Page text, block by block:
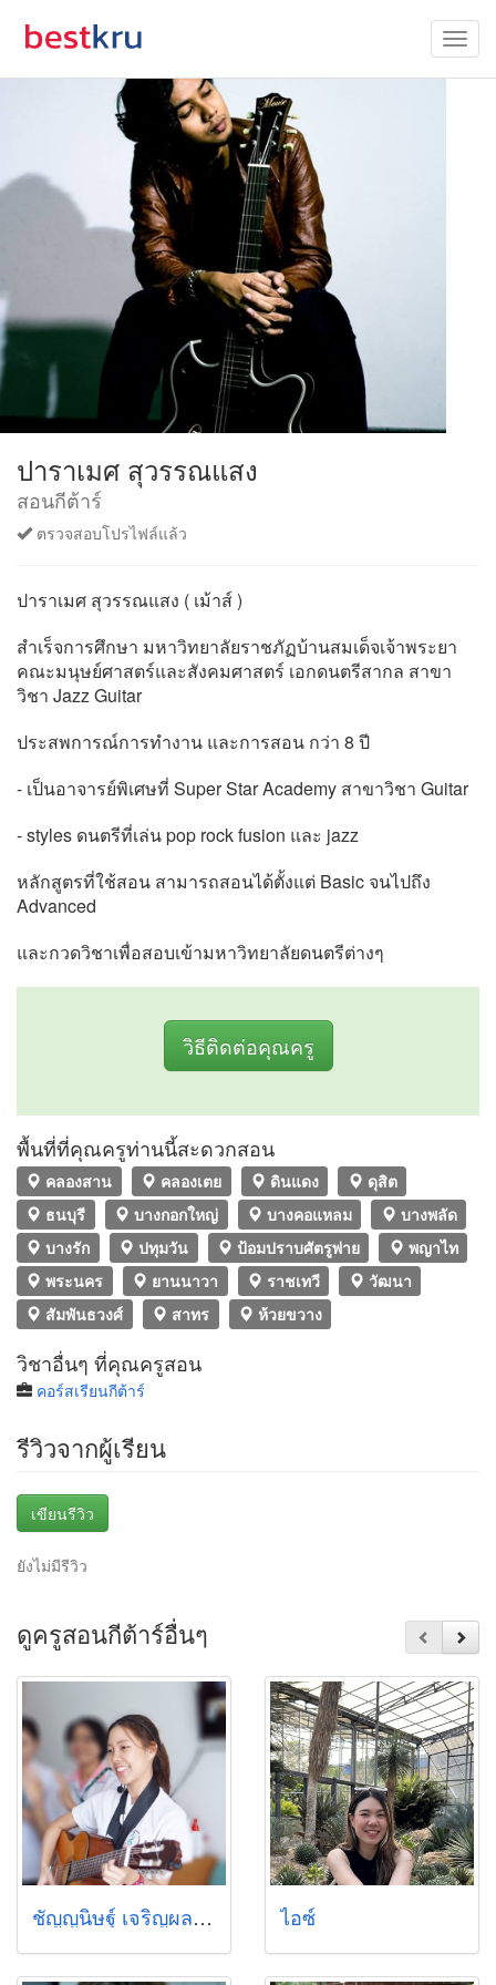
ปาราเมศ สุวรรณแสง
สอนกีต้าร์
ตรวจสอบโปรไฟล์แล้ว
ปาราเมศ สุวรรณแสง ( เม้าส์ )
สำเร็จการศึกษา มหาวิทยาลัยราชภัฏบ้านสมเด็จเจ้าพระยา
คณะมนุษย์ศาสตร์และสังคมศาสตร์ เอกดนตรีสากล สาขา
วิชา Jazz Guitar
ประสพการณ์การทำงาน และการสอน กว่า 8 ปี
- เป็นอาจารย์พิเศษที่ Super Star Academy สาขาวิชา Guitar
- styles ดนตรีที่เล่น pop rock fusion และ jazz
หลักสูตรที่ใช้สอน สามารถสอนได้ตั้งแต่ Basic จนไปถึง
Advanced
และกวดวิชาเพื่อสอบเข้ามหาวิทยาลัยดนตรีต่างๆ
วิธีติดต่อคุณครู
พื้นที่ที่คุณครูท่านนี้สะดวกสอน
คลองสาน คลองเตย ดินแดง
ดุสิต
ธนบุรี
บางกอกใหญ่ บางคอแหลม
บางพลัด
บางรัก
ปทุมวัน ป้อมปราบศัตรูพ่าย
พญาไท
พระนคร
ยานนาวา ราชเทวี
วัฒนา
สัมพันธวงศ์
สาทร ห้วยขวาง
วิชาอื่นๆ ที่คุณครูสอน
คอร์สเรียนกีต้าร์
รีวิวจากผู้เรียน
เขียนรีวิว
ยังไม่มีรีวิว
ดูครูสอนกีต้าร์อื่นๆ
ชัญญนิษฐ์ เจริญผล (เนม) ไอซ์